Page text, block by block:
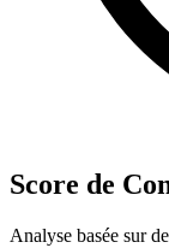
Score de
Analyse basée sur